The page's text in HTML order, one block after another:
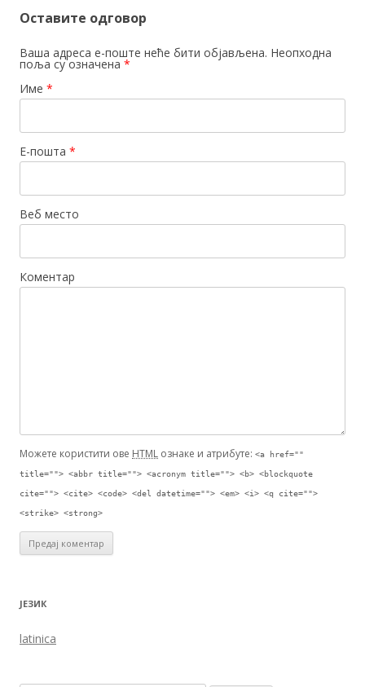
Оставите одговор
Ваша адреса е-поште неће бити објављена. Неопходна
поља су означена *
Име *
Е-пошта *
Веб место
Коментар
Можете користити ове HTML ознаке и атрибуте: <a href=""
title=""> <abbr title=""> <acronym title=""> <b> <blockquote
cite=""> <cite> <code> <del datetime=""> <em> <i> <q cite="">
<strike> <strong>
ЈЕЗИК
latinica